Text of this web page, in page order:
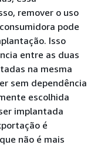
remover o uso
pode
Isso
entre as duas
na mesma
sem dependência
escolhida
implantada
é
não é mais